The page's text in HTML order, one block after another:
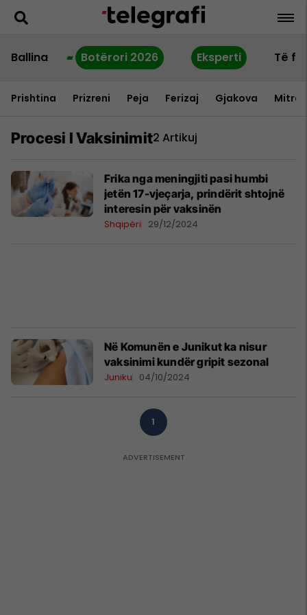
Ballina Botërori 2026 Eksperti Të
Prishtina Prizreni Peja Ferizaj Gjakova
Procesi I Vaksinimit2 Artikuj
Frika nga meningjiti pasi humbi
jetën 17-vjeçarja, prindërit shtojnë
interesin për vaksinën
Shqipëri 29/12/2024
Në Komunën e Junikut ka nisur
vaksinimi kundër gripit sezonal
Juniku 04/10/2024
1